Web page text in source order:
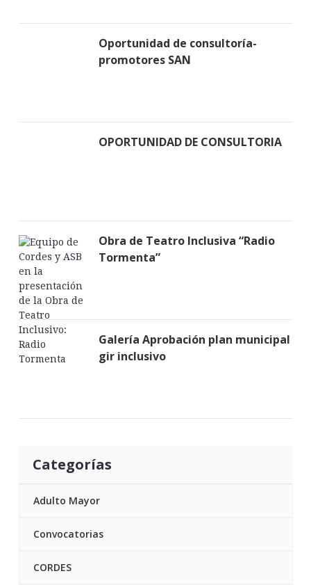
Oportunidad de consultoría-
promotores SAN
OPORTUNIDAD DE CONSULTORIA
Obra de Teatro Inclusiva “Radio
Tormenta”
Galería Aprobación plan municipal
gir inclusivo
Categorías
Adulto Mayor
Convocatorias
CORDES